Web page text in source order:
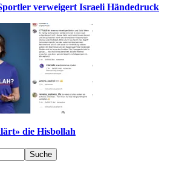
verweigert Israeli Händedruck
die Hisbollah